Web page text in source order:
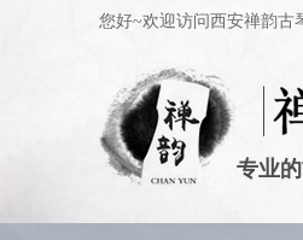
您好~欢迎访问西安禅韵古
专业